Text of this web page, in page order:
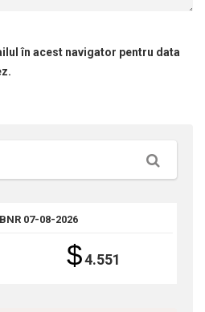
în acest navigator pentru data
Căutare
07-08-2026
$4.551